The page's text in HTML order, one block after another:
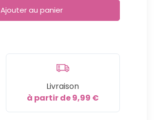
Ajouter au panier
Livraison
à partir de 9,99 €